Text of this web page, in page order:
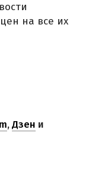
на все их
,Дзен и